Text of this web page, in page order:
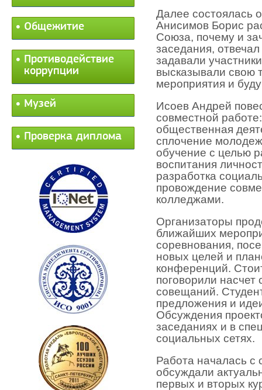
Общежитие
Противодействие
коррупции
Музей
Проверка диплома
Далее состоялась
Анисимов Борис
Союза, почему и
заседания,
задавали
высказывали свою
мероприятия и
Исоев Андрей
совместной
общественная
сплочение
обучение с целью
воспитания
разработка
провождение
колледжами.
Организаторы
ближайших
соревнования,
новых целей и
конференций.
поговорили
совещаний.
предложения и
Обсуждения
заседаниях и в
социальных сетях.
Работа началась с
обсуждали
первых и вторых